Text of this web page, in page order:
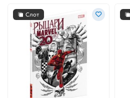
Слот